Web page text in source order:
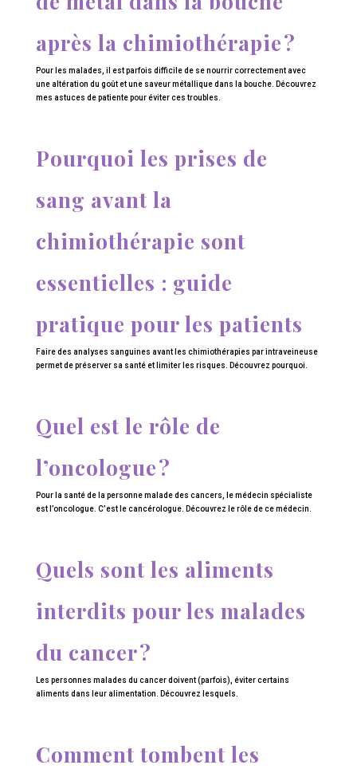
après la chimiothérapie ?
Pour les malades, il est parfois difficile de se nourrir correctement avec
une altération du goût et une saveur métallique dans la bouche. Découvrez
mes astuces de patiente pour éviter ces troubles.
Pourquoi les prises de
sang avant la
chimiothérapie sont
essentielles : guide
pratique pour les patients
Faire des analyses sanguines avant les chimiothérapies par intraveineuse
permet de préserver sa santé et limiter les risques. Découvrez pourquoi.
Quel est le rôle de
l’oncologue ?
Pour la santé de la personne malade des cancers, le médecin spécialiste
est l’oncologue. C’est le cancérologue. Découvrez le rôle de ce médecin.
Quels sont les aliments
interdits pour les malades
du cancer ?
Les personnes malades du cancer doivent (parfois), éviter certains
aliments dans leur alimentation. Découvrez lesquels.
Comment tombent les